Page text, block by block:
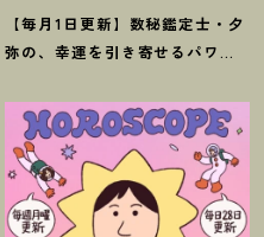
【毎月1日更新】数秘鑑定士・夕
弥の、幸運を引き寄せるパワー